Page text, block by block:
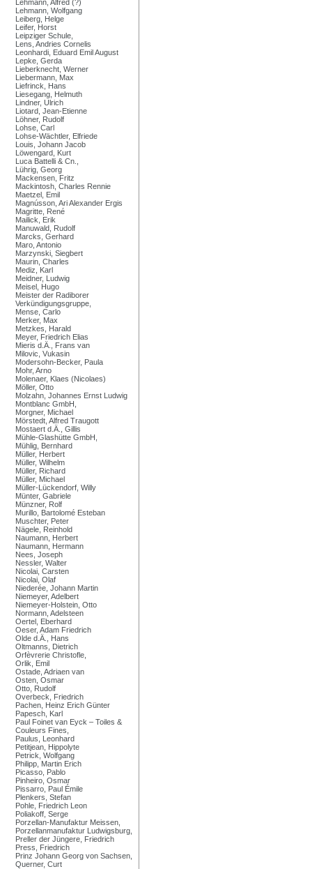
Lehmann, Alfred (?)
Lehmann, Wolfgang
Leiberg, Helge
Leifer, Horst
Leipziger Schule,
Lens, Andries Cornelis
Leonhardi, Eduard Emil August
Lepke, Gerda
Lieberknecht, Werner
Liebermann, Max
Liefrinck, Hans
Liesegang, Helmuth
Lindner, Ulrich
Liotard, Jean-Etienne
Löhner, Rudolf
Lohse, Carl
Lohse-Wächtler, Elfriede
Louis, Johann Jacob
Löwengard, Kurt
Luca Battelli & Cn.,
Lührig, Georg
Mackensen, Fritz
Mackintosh, Charles Rennie
Maetzel, Emil
Magnússon, Ari Alexander Ergis
Magritte, René
Mailick, Erik
Manuwald, Rudolf
Marcks, Gerhard
Maro, Antonio
Marzynski, Siegbert
Maurin, Charles
Mediz, Karl
Meidner, Ludwig
Meisel, Hugo
Meister der Radiborer
Verkündigungsgruppe,
Mense, Carlo
Merker, Max
Metzkes, Harald
Meyer, Friedrich Elias
Mieris d.Ä., Frans van
Milovic, Vukasin
Modersohn-Becker, Paula
Mohr, Arno
Molenaer, Klaes (Nicolaes)
Möller, Otto
Molzahn, Johannes Ernst Ludwig
Montblanc GmbH,
Morgner, Michael
Mörstedt, Alfred Traugott
Mostaert d.Ä., Gillis
Mühle-Glashütte GmbH,
Mühlig, Bernhard
Müller, Herbert
Müller, Wilhelm
Müller, Richard
Müller, Michael
Müller-Lückendorf, Willy
Münter, Gabriele
Münzner, Rolf
Murillo, Bartolomé Esteban
Muschter, Peter
Nägele, Reinhold
Naumann, Herbert
Naumann, Hermann
Nees, Joseph
Nessler, Walter
Nicolai, Carsten
Nicolai, Olaf
Niederée, Johann Martin
Niemeyer, Adelbert
Niemeyer-Holstein, Otto
Normann, Adelsteen
Oertel, Eberhard
Oeser, Adam Friedrich
Olde d.Ä., Hans
Oltmanns, Dietrich
Orfèvrerie Christofle,
Orlik, Emil
Ostade, Adriaen van
Osten, Osmar
Otto, Rudolf
Overbeck, Friedrich
Pachen, Heinz Erich Günter
Papesch, Karl
Paul Foinet van Eyck – Toiles &
Couleurs Fines,
Paulus, Leonhard
Petitjean, Hippolyte
Petrick, Wolfgang
Philipp, Martin Erich
Picasso, Pablo
Pinheiro, Osmar
Pissarro, Paul Émile
Plenkers, Stefan
Pohle, Friedrich Leon
Poliakoff, Serge
Porzellan-Manufaktur Meissen,
Porzellanmanufaktur Ludwigsburg,
Preller der Jüngere, Friedrich
Press, Friedrich
Prinz Johann Georg von Sachsen,
Querner, Curt